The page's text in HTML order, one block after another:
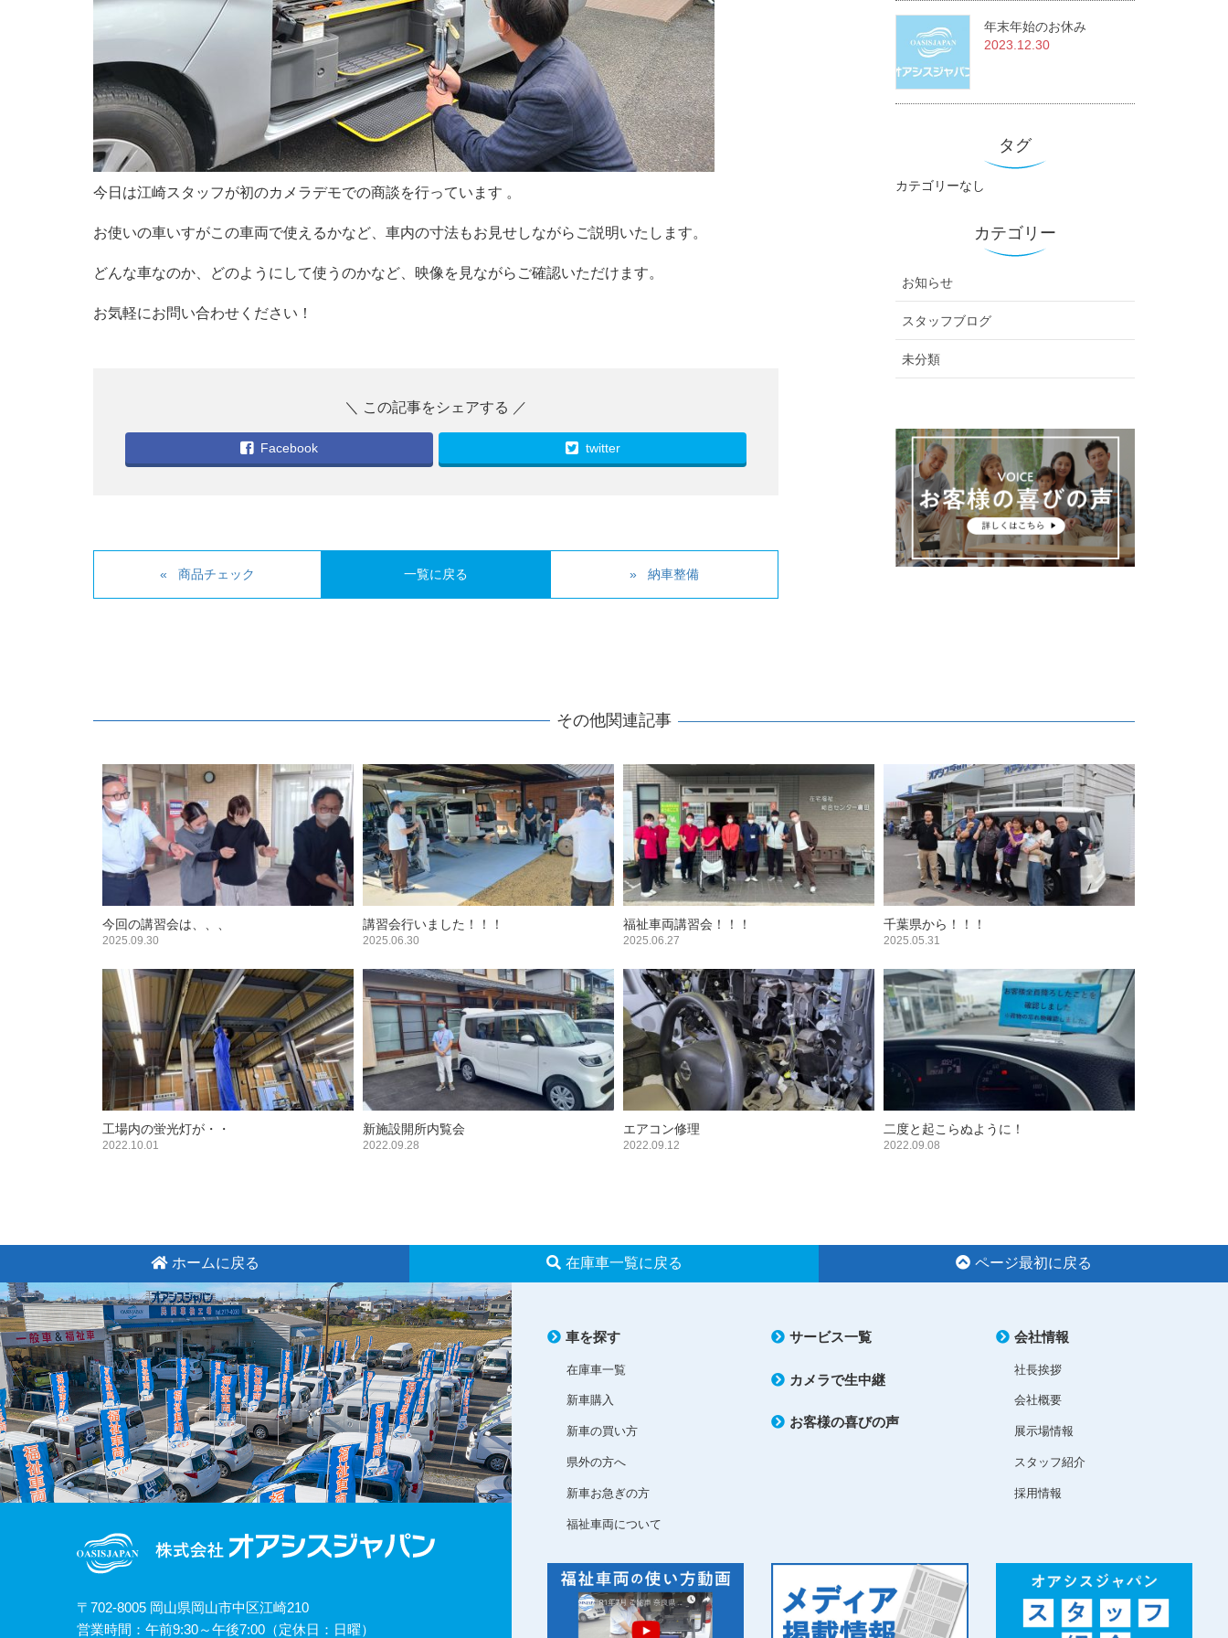
今日は江崎スタッフが初のカメラデモでの商談を行っています 。
お使いの車いすがこの車両で使えるかなど、車内の寸法もお見せしながらご説明いたします。
どんな車なのか、どのようにして使うのかなど、映像を見ながらご確認いただけます。
お気軽にお問い合わせください！
Facebook twitter
商品チェック 一覧に戻る 納車整備
年末年始のお休み
2023.12.30
タグ
カテゴリーなし
カテゴリー
お知らせ
スタッフブログ
未分類
その他関連記事
今回の講習会は、、、
2025.09.30
講習会行いました！！！
2025.06.30
福祉車両講習会！！！
2025.06.27
千葉県から！！！
2025.05.31
工場内の蛍光灯が・・
2022.10.01
新施設開所内覧会
2022.09.28
エアコン修理
2022.09.12
二度と起こらぬように！
2022.09.08
ホームに戻る 在庫車一覧に戻る ページ最初に戻る
〒702-8005 岡山県岡山市中区江崎210
営業時間：午前9:30～午後7:00（定休日：日曜）
車を探す
在庫車一覧
新車購入
新車の買い方
県外の方へ
新車お急ぎの方
福祉車両について
サービス一覧
カメラで生中継
お客様の喜びの声
会社情報
社長挨拶
会社概要
展示場情報
スタッフ紹介
採用情報